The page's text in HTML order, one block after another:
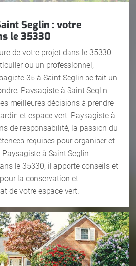
Seglin : votre
le 35330
de votre projet dans le 35330
ou un professionnel,
35 à Saint Seglin se fait un
Paysagiste à Saint Seglin
meilleures décisions à prendre
et espace vert. Paysagiste à
de responsabilité, la passion du
requises pour organiser et
à Saint Seglin
le 35330, il apporte conseils et
la conservation et
de votre espace vert.